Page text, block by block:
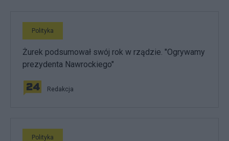
Polityka
Żurek podsumował swój rok w rządzie. "Ogrywamy
prezydenta Nawrockiego"
Redakcja
Polityka